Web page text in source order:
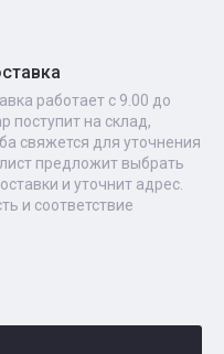
работает с 9.00 до
поступит на склад,
свяжется для уточнения
предложит выбрать
и уточнит адрес.
и соответствие